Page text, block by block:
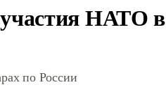
НАТО в
по России